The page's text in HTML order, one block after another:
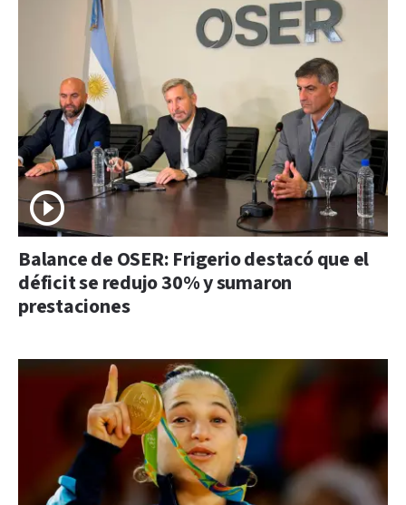
Balance de OSER: Frigerio destacó que el
déficit se redujo 30% y sumaron
prestaciones